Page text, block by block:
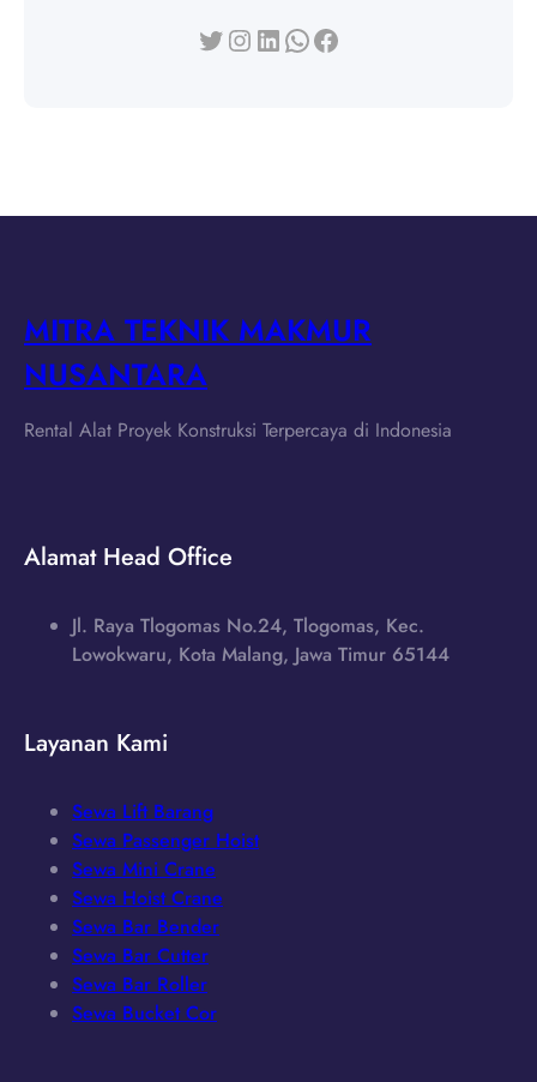
Twitter Instagram LinkedIn WhatsApp Facebook
MITRA TEKNIK MAKMUR
NUSANTARA
Rental Alat Proyek Konstruksi Terpercaya di Indonesia
Alamat Head Office
Jl. Raya Tlogomas No.24, Tlogomas, Kec.
Lowokwaru, Kota Malang, Jawa Timur 65144
Layanan Kami
Sewa Lift Barang
Sewa Passenger Hoist
Sewa Mini Crane
Sewa Hoist Crane
Sewa Bar Bender
Sewa Bar Cutter
Sewa Bar Roller
Sewa Bucket Cor